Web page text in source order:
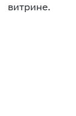
витрине.